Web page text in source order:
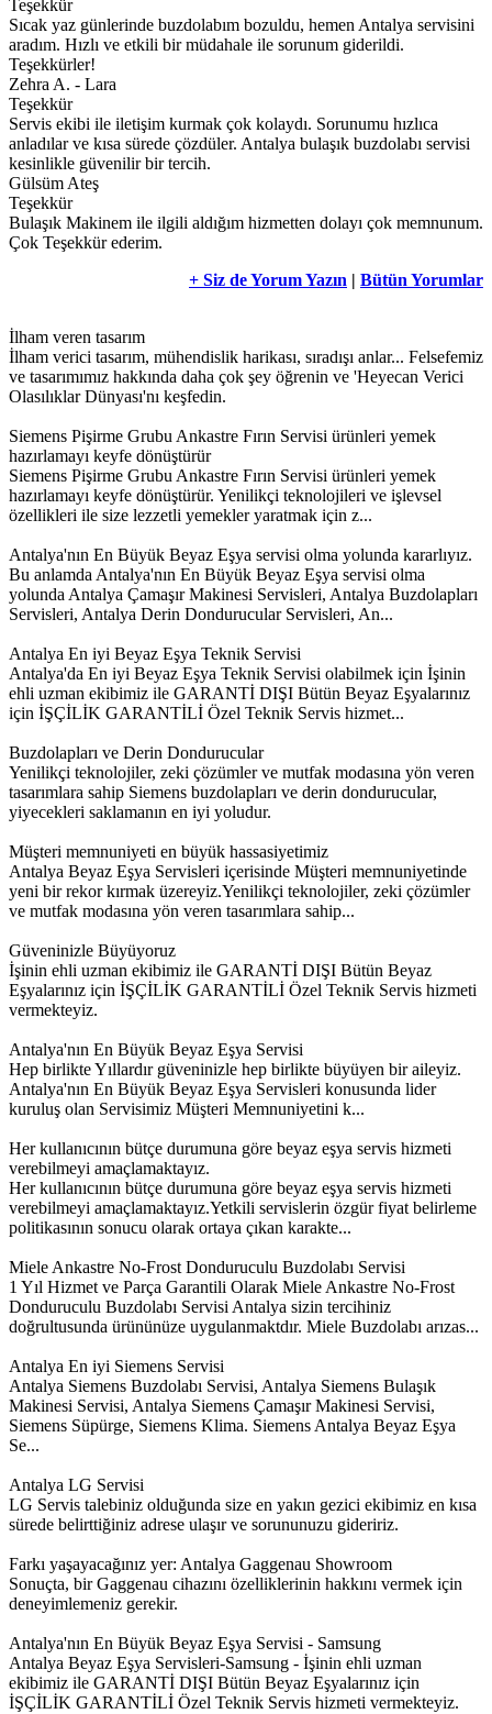
Teşekkür
Sıcak yaz günlerinde buzdolabım bozuldu, hemen Antalya servisini
aradım. Hızlı ve etkili bir müdahale ile sorunum giderildi.
Teşekkürler!
Zehra A. - Lara
Teşekkür
Servis ekibi ile iletişim kurmak çok kolaydı. Sorunumu hızlıca
anladılar ve kısa sürede çözdüler. Antalya bulaşık buzdolabı servisi
kesinlikle güvenilir bir tercih.
Gülsüm Ateş
Teşekkür
Bulaşık Makinem ile ilgili aldığım hizmetten dolayı çok memnunum.
Çok Teşekkür ederim.
+ Siz de Yorum Yazın | Bütün Yorumlar
İlham veren tasarım
İlham verici tasarım, mühendislik harikası, sıradışı anlar... Felsefemiz
ve tasarımımız hakkında daha çok şey öğrenin ve 'Heyecan Verici
Olasılıklar Dünyası'nı keşfedin.
Siemens Pişirme Grubu Ankastre Fırın Servisi ürünleri yemek
hazırlamayı keyfe dönüştürür
Siemens Pişirme Grubu Ankastre Fırın Servisi ürünleri yemek
hazırlamayı keyfe dönüştürür. Yenilikçi teknolojileri ve işlevsel
özellikleri ile size lezzetli yemekler yaratmak için z...
Antalya'nın En Büyük Beyaz Eşya servisi olma yolunda kararlıyız.
Bu anlamda Antalya'nın En Büyük Beyaz Eşya servisi olma
yolunda Antalya Çamaşır Makinesi Servisleri, Antalya Buzdolapları
Servisleri, Antalya Derin Dondurucular Servisleri, An...
Antalya En iyi Beyaz Eşya Teknik Servisi
Antalya'da En iyi Beyaz Eşya Teknik Servisi olabilmek için İşinin
ehli uzman ekibimiz ile GARANTİ DIŞI Bütün Beyaz Eşyalarınız
için İŞÇİLİK GARANTİLİ Özel Teknik Servis hizmet...
Buzdolapları ve Derin Dondurucular
Yenilikçi teknolojiler, zeki çözümler ve mutfak modasına yön veren
tasarımlara sahip Siemens buzdolapları ve derin dondurucular,
yiyecekleri saklamanın en iyi yoludur.
Müşteri memnuniyeti en büyük hassasiyetimiz
Antalya Beyaz Eşya Servisleri içerisinde Müşteri memnuniyetinde
yeni bir rekor kırmak üzereyiz.Yenilikçi teknolojiler, zeki çözümler
ve mutfak modasına yön veren tasarımlara sahip...
Güveninizle Büyüyoruz
İşinin ehli uzman ekibimiz ile GARANTİ DIŞI Bütün Beyaz
Eşyalarınız için İŞÇİLİK GARANTİLİ Özel Teknik Servis hizmeti
vermekteyiz.
Antalya'nın En Büyük Beyaz Eşya Servisi
Hep birlikte Yıllardır güveninizle hep birlikte büyüyen bir aileyiz.
Antalya'nın En Büyük Beyaz Eşya Servisleri konusunda lider
kuruluş olan Servisimiz Müşteri Memnuniyetini k...
Her kullanıcının bütçe durumuna göre beyaz eşya servis hizmeti
verebilmeyi amaçlamaktayız.
Her kullanıcının bütçe durumuna göre beyaz eşya servis hizmeti
verebilmeyi amaçlamaktayız.Yetkili servislerin özgür fiyat belirleme
politikasının sonucu olarak ortaya çıkan karakte...
Miele Ankastre No-Frost Donduruculu Buzdolabı Servisi
1 Yıl Hizmet ve Parça Garantili Olarak Miele Ankastre No-Frost
Donduruculu Buzdolabı Servisi Antalya sizin tercihiniz
doğrultusunda ürününüze uygulanmaktdır. Miele Buzdolabı arızas...
Antalya En iyi Siemens Servisi
Antalya Siemens Buzdolabı Servisi, Antalya Siemens Bulaşık
Makinesi Servisi, Antalya Siemens Çamaşır Makinesi Servisi,
Siemens Süpürge, Siemens Klima. Siemens Antalya Beyaz Eşya
Se...
Antalya LG Servisi
LG Servis talebiniz olduğunda size en yakın gezici ekibimiz en kısa
sürede belirttiğiniz adrese ulaşır ve sorununuzu gideririz.
Farkı yaşayacağınız yer: Antalya Gaggenau Showroom
Sonuçta, bir Gaggenau cihazını özelliklerinin hakkını vermek için
deneyimlemeniz gerekir.
Antalya'nın En Büyük Beyaz Eşya Servisi - Samsung
Antalya Beyaz Eşya Servisleri-Samsung - İşinin ehli uzman
ekibimiz ile GARANTİ DIŞI Bütün Beyaz Eşyalarınız için
İŞÇİLİK GARANTİLİ Özel Teknik Servis hizmeti vermekteyiz.